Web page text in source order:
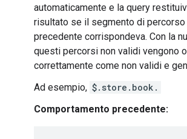
automaticamente e la query
risultato se il segmento di
precedente corrispondeva. Con la
questi percorsi non validi vengono
correttamente come non validi e
Ad esempio, $.store.book.
Comportamento precedente: